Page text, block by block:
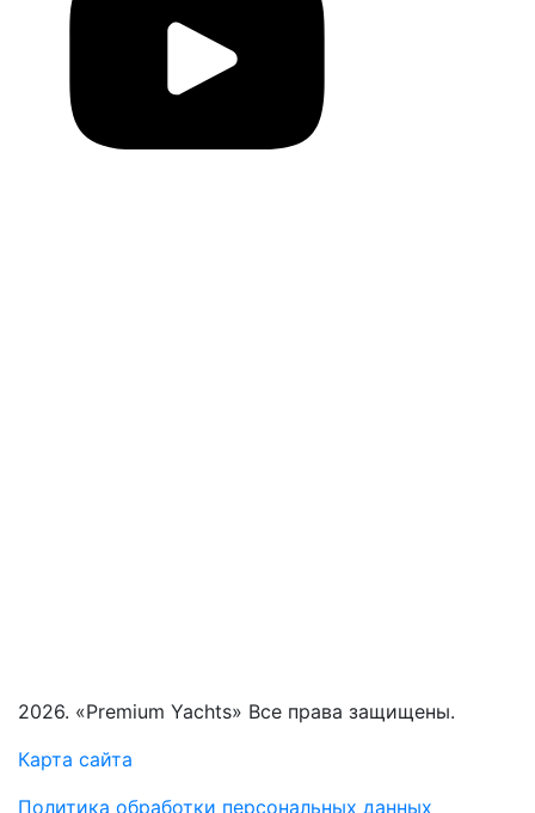
2026. «Premium Yachts» Все права защищены.
Карта сайта
Политика обработки персональных данных